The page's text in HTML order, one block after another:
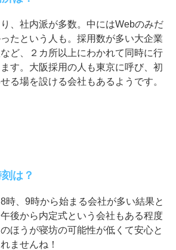
、社内派が多数。中にはWebのみだ
たという人も。採用数が多い大企業
ど、２カ所以上にわかれて同時に行
す。大阪採用の人も東京に呼び、初
る場を設ける会社もあるようです。
は？
時、9時から始まる会社が多い結果と
後から内定式という会社もある程度
ほうが寝坊の可能性が低くて安心と
ませんね！